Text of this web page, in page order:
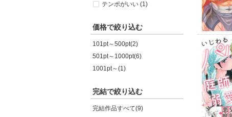
テンポがいい (1)
価格で絞り込む
101pt～500pt(2)
501pt～1000pt(6)
1001pt～(1)
完結で絞り込む
完結作品すべて(9)